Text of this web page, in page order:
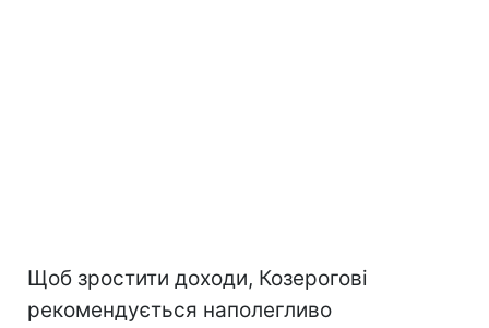
Щоб зростити доходи, Козерогові
рекомендується наполегливо